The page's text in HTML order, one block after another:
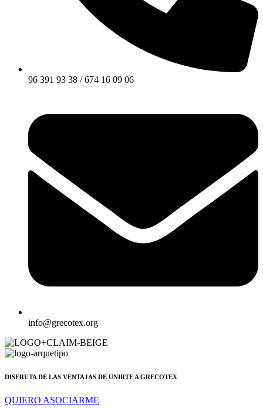
96 391 93 38 / 674 16 09 06
info@grecotex.org
DISFRUTA DE LAS VENTAJAS DE UNIRTE A GRECOTEX
QUIERO ASOCIARME